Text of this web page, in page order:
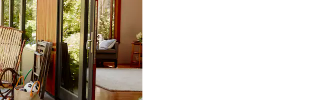
erkunde die Ergebnisse durch Berühren oder Wischgesten.